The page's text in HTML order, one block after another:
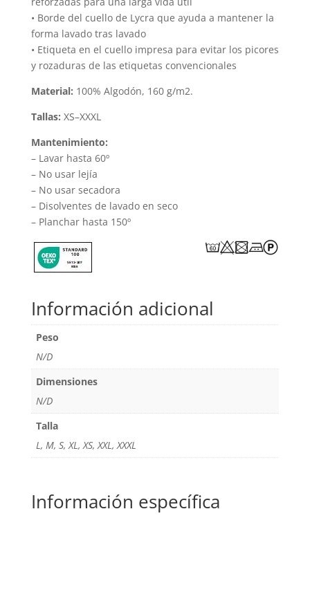
• Borde del cuello de Lycra que ayuda a mantener la
forma lavado tras lavado
• Etiqueta en el cuello impresa para evitar los picores
y rozaduras de las etiquetas convencionales
Material: 100% Algodón, 160 g/m2.
Tallas: XS–XXXL
Mantenimiento:
– Lavar hasta 60º
– No usar lejía
– No usar secadora
– Disolventes de lavado en seco
– Planchar hasta 150º
Información adicional
Peso
N/D
Dimensiones
N/D
Talla
L, M, S, XL, XS, XXL, XXXL
Información específica